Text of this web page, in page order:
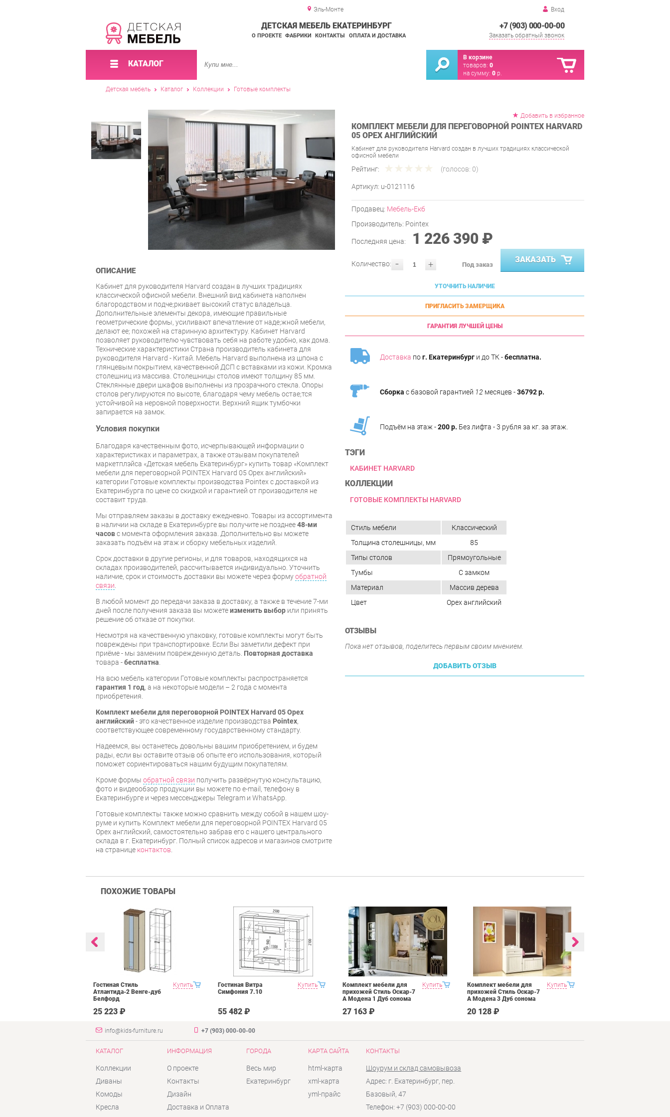
Эль-Монте Вход
+7 (903) 000-00-00
Заказать обратный звонок
ДЕТСКАЯ МЕБЕЛЬ ЕКАТЕРИНБУРГ
О ПРОЕКТЕ ФАБРИКИ КОНТАКТЫ ОПЛАТА И ДОСТАВКА
КАТАЛОГ
В корзине
товаров: 0
на сумму: 0 р.
Детская мебель Каталог Коллекции Готовые комплекты
Добавить в избранное
КОМПЛЕКТ МЕБЕЛИ ДЛЯ ПЕРЕГОВОРНОЙ POINTEX HARVARD
05 ОРЕХ АНГЛИЙСКИЙ
Кабинет для руководителя Harvard создан в лучших традициях классической
офисной мебели
Рейтинг: (голосов: 0)
Артикул: u-0121116
Продавец: Мебель-Екб
Производитель: Pointex
Последняя цена: 1 226 390 ₽
- +
Количество: Под заказ
ЗАКАЗАТЬ
УТОЧНИТЬ НАЛИЧИЕ
ПРИГЛАСИТЬ ЗАМЕРЩИКА
ГАРАНТИЯ ЛУЧШЕЙ ЦЕНЫ
Доставка пог. Екатеринбург и до ТК -бесплатна.
Сборка с базовой гарантией 12 месяцев -36792 р.
Подъём на этаж -200 р. Без лифта - 3 рубля за кг. за этаж.
ТЭГИ
КАБИНЕТ HARVARD
КОЛЛЕКЦИИ
ГОТОВЫЕ КОМПЛЕКТЫ HARVARD
ОПИСАНИЕ
Кабинет для руководителя Harvard создан в лучших традициях
классической офисной мебели. Внешний вид кабинета наполнен
благородством и подчe;ркивает высокий статус владельца.
Дополнительные элементы декора, имеющие правильные
геометрические формы, усиливают впечатление от надe;жной мебели,
делают еe; похожей на старинную архитектуру. Кабинет Harvard
позволяет руководителю чувствовать себя на работе удобно, как дома.
Технические характеристики Страна производитель кабинета для
руководителя Harvard - Китай. Мебель Harvard выполнена из шпона с
глянцевым покрытием, качественной ДСП с вставками из кожи. Кромка
столешниц из массива. Столешницы столов имеют толщину 85 мм.
Стеклянные двери шкафов выполнены из прозрачного стекла. Опоры
столов регулируются по высоте, благодаря чему мебель остаe;тся
устойчивой на неровной поверхности. Верхний ящик тумбочки
запирается на замок.
Условия покупки
Благодаря качественным фото, исчерпывающей информации о
характеристиках и параметрах, а также отзывам покупателей
маркетплэйса «Детская мебель Екатеринбург» купить товар «Комплект
мебели для переговорной POINTEX Harvard 05 Орех английский»
категории Готовые комплекты производства Pointex с доставкой из
Екатеринбурга по цене со скидкой и гарантией от производителя не
составит труда.
Мы отправляем заказы в доставку ежедневно. Товары из ассортимента
в наличии на складе в Екатеринбурге вы получите не позднее48-ми
часовс момента оформления заказа. Дополнительно вы можете
заказать подъём на этаж и сборку мебельных изделий.
Срок доставки в другие регионы, и для товаров, находящихся на
складах производителей, рассчитывается индивидуально. Уточнить
наличие, срок и стоимость доставки вы можете через формуобратной
связи.
В любой момент до передачи заказа в доставку, а также в течение 7-ми
дней после получения заказа вы можетеизменить выбор или принять
решение об отказе от покупки.
Несмотря на качественную упаковку, готовые комплекты могут быть
повреждены при транспортировке. Если Вы заметили дефект при
приёме - мы заменим поврежденную деталь. Повторная доставка
товара -бесплатна.
На всю мебель категории Готовые комплекты распространяется
гарантия 1 год, а на некоторые модели – 2 года с момента
приобретения.
Комплект мебели для переговорной POINTEX Harvard 05 Орех
английский- это качественное изделие производства Pointex,
соответствующее современному государственному стандарту.
Надеемся, вы останетесь довольны вашим приобретением, и будем
рады, если вы оставите отзыв об опыте его использования, который
поможет сориентироваться нашим будущим покупателям.
Кроме формы обратной связи получить развёрнутую консультацию,
фото и видеообзор продукции вы можете по e-mail, телефону в
Екатеринбурге и через мессенджеры Telegram и WhatsApp.
Готовые комплекты также можно сравнить между собой в нашем шоу-
руме и купить Комплект мебели для переговорной POINTEX Harvard 05
Орех английский, самостоятельно забрав его с нашего центрального
склада в г. Екатеринбург. Полный список адресов и магазинов смотрите
на странице контактов.
Стиль мебели
Классический
Толщина столешницы, мм
85
Типы столов
Прямоугольные
Тумбы
С замком
Материал
Массив дерева
Цвет
Орех английский
ОТЗЫВЫ
Пока нет отзывов, поделитесь первым своим мнением.
ДОБАВИТЬ ОТЗЫВ
ПОХОЖИЕ ТОВАРЫ
Купить
Гостиная Стиль
Атлантида-2 Венге-дуб
Белфорд
25 223 ₽
Купить
Гостиная Витра
Симфония 7.10
55 482 ₽
Купить
Комплект мебели для
прихожей Стиль Оскар-7
А Модена 1 Дуб сонома
27 163 ₽
Купить
Комплект мебели для
прихожей Стиль Оскар-7
А Модена 3 Дуб сонома
20 128 ₽
info@kids-furniture.ru +7 (903) 000-00-00
КАТАЛОГ
Коллекции
Диваны
Комоды
Кресла
ИНФОРМАЦИЯ
О проекте
Контакты
Дизайн
Доставка и Оплата
ГОРОДА
Весь мир
Екатеринбург
КАРТА САЙТА
html-карта
xml-карта
yml-прайс
КОНТАКТЫ
Шоурум и склад самовывоза
Адрес: г. Екатеринбург, пер.
Базовый, 47
Телефон: +7 (903) 000-00-00